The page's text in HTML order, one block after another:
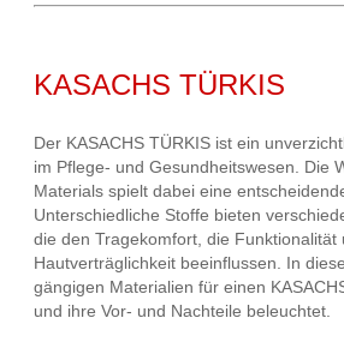
KASACHS TÜRKIS
Der KASACHS TÜRKIS ist ein
im Pflege- und Gesundheitswesen. Die
Materials spielt dabei eine
Unterschiedliche Stoffe bieten
die den Tragekomfort, die Funktionalität
Hautverträglichkeit beeinflussen. In
gängigen Materialien für einen
und ihre Vor- und Nachteile beleuchtet.